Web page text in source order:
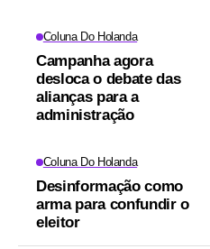
Coluna Do Holanda
Campanha agora
desloca o debate das
alianças para a
administração
Coluna Do Holanda
Desinformação como
arma para confundir o
eleitor